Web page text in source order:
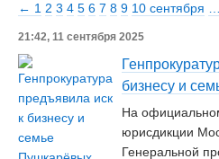
← 1 2 3 4 5 6 7 8 9 10 сентября
21:42, 11 сентября 2025
бизнесу и
На
юрисдикции
Генеральной